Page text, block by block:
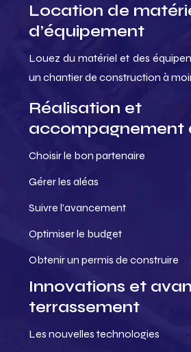
Location de
d’équipement
Louez du matériel et des
un chantier de construction à
Réalisation et
accompagnement
Choisir le bon partenaire
Gérer les aléas
Suivre l’avancement
Optimiser le budget
Obtenir un permis de construire
Innovations et
terrassement
Les nouvelles technologies